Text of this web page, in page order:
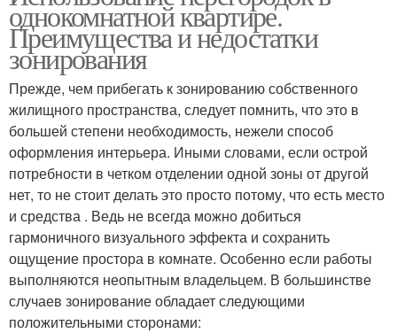
М с ребенком
однокомнатной
квартире
Двухкомнатная
квартира
Мебели в
двухкомнатной
квартире
Квартиры для молодой Семьи с ребенком
однокомнатной квартире.
Преимущества и недостатки
зонирования
Прежде, чем прибегать к зонированию собственного
жилищного пространства, следует помнить, что это в
большей степени необходимость, нежели способ
оформления интерьера. Иными словами, если острой
потребности в четком отделении одной зоны от другой
нет, то не стоит делать это просто потому, что есть место
и средства . Ведь не всегда можно добиться
гармоничного визуального эффекта и сохранить
ощущение простора в комнате. Особенно если работы
выполняются неопытным владельцем. В большинстве
случаев зонирование обладает следующими
положительными сторонами: